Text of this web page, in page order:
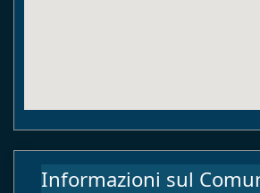
Informazioni sul